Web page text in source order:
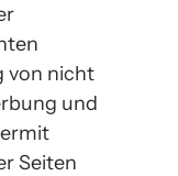
von nicht
und
Seiten